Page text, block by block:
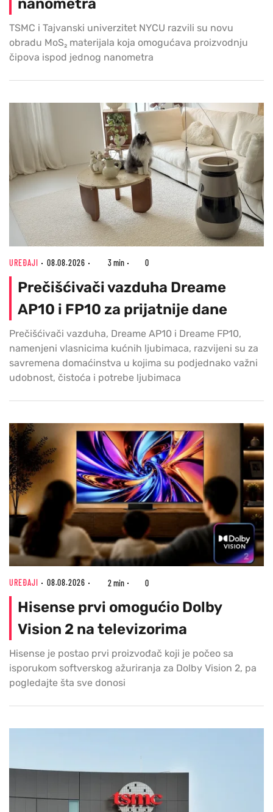
nanometra
TSMC i Tajvanski univerzitet NYCU razvili su novu
obradu MoS₂ materijala koja omogućava proizvodnju
čipova ispod jednog nanometra
UREĐAJI 08.08.2026 3 min 0
Prečišćivači vazduha Dreame
AP10 i FP10 za prijatnije dane
Prečišćivači vazduha, Dreame AP10 i Dreame FP10,
namenjeni vlasnicima kućnih ljubimaca, razvijeni su za
savremena domaćinstva u kojima su podjednako važni
udobnost, čistoća i potrebe ljubimaca
UREĐAJI 08.08.2026 2 min 0
Hisense prvi omogućio Dolby
Vision 2 na televizorima
Hisense je postao prvi proizvođač koji je počeo sa
isporukom softverskog ažuriranja za Dolby Vision 2, pa
pogledajte šta sve donosi